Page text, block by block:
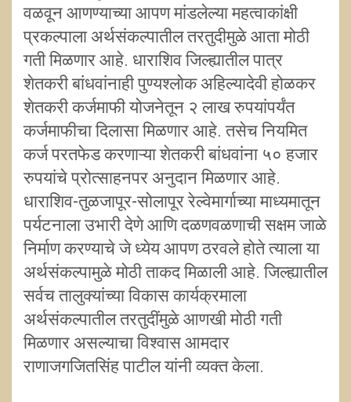
वळवून आणण्याच्या आपण मांडलेल्या महत्वाकांक्षी
प्रकल्पाला अर्थसंकल्पातील तरतुदीमुळे आता मोठी
गती मिळणार आहे. धाराशिव जिल्ह्यातील पात्र
शेतकरी बांधवांनाही पुण्यश्लोक अहिल्यादेवी होळकर
शेतकरी कर्जमाफी योजनेतून २ लाख रुपयांपर्यंत
कर्जमाफीचा दिलासा मिळणार आहे. तसेच नियमित
कर्ज परतफेड करणाऱ्या शेतकरी बांधवांना ५० हजार
रुपयांचे प्रोत्साहनपर अनुदान मिळणार आहे.
धाराशिव-तुळजापूर-सोलापूर रेल्वेमार्गाच्या माध्यमातून
पर्यटनाला उभारी देणे आणि दळणवळणाची सक्षम जाळे
निर्माण करण्याचे जे ध्येय आपण ठरवले होते त्याला या
अर्थसंकल्पामुळे मोठी ताकद मिळाली आहे. जिल्ह्यातील
सर्वच तालुक्यांच्या विकास कार्यक्रमाला
अर्थसंकल्पातील तरतुदींमुळे आणखी मोठी गती
मिळणार असल्याचा विश्वास आमदार
राणाजगजितसिंह पाटील यांनी व्यक्त केला.